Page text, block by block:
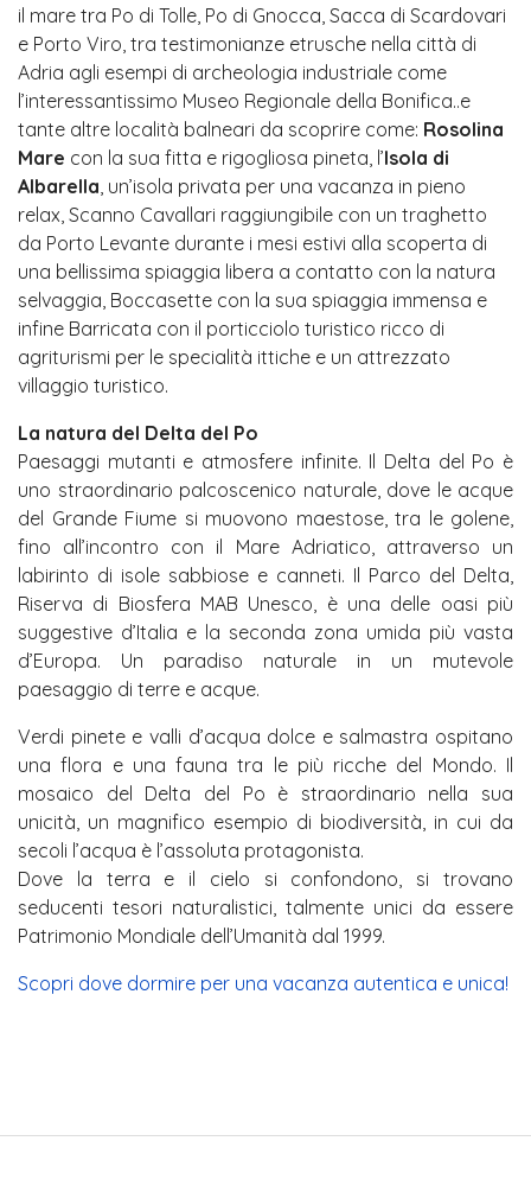
il mare tra Po di Tolle, Po di Gnocca, Sacca di Scardovari
e Porto Viro, tra testimonianze etrusche nella città di
Adria agli esempi di archeologia industriale come
l’interessantissimo Museo Regionale della Bonifica..e
tante altre località balneari da scoprire come: Rosolina
Mare con la sua fitta e rigogliosa pineta, l’Isola di
Albarella, un’isola privata per una vacanza in pieno
relax, Scanno Cavallari raggiungibile con un traghetto
da Porto Levante durante i mesi estivi alla scoperta di
una bellissima spiaggia libera a contatto con la natura
selvaggia, Boccasette con la sua spiaggia immensa e
infine Barricata con il porticciolo turistico ricco di
agriturismi per le specialità ittiche e un attrezzato
villaggio turistico.
La natura del Delta del Po
Paesaggi mutanti e atmosfere infinite. Il Delta del Po è
uno straordinario palcoscenico naturale, dove le acque
del Grande Fiume si muovono maestose, tra le golene,
fino all’incontro con il Mare Adriatico, attraverso un
labirinto di isole sabbiose e canneti. Il Parco del Delta,
Riserva di Biosfera MAB Unesco, è una delle oasi più
suggestive d’Italia e la seconda zona umida più vasta
d’Europa. Un paradiso naturale in un mutevole
paesaggio di terre e acque.
Verdi pinete e valli d’acqua dolce e salmastra ospitano
una flora e una fauna tra le più ricche del Mondo. Il
mosaico del Delta del Po è straordinario nella sua
unicità, un magnifico esempio di biodiversità, in cui da
secoli l’acqua è l’assoluta protagonista.
Dove la terra e il cielo si confondono, si trovano
seducenti tesori naturalistici, talmente unici da essere
Patrimonio Mondiale dell’Umanità dal 1999.
Scopri dove dormire per una vacanza autentica e unica!